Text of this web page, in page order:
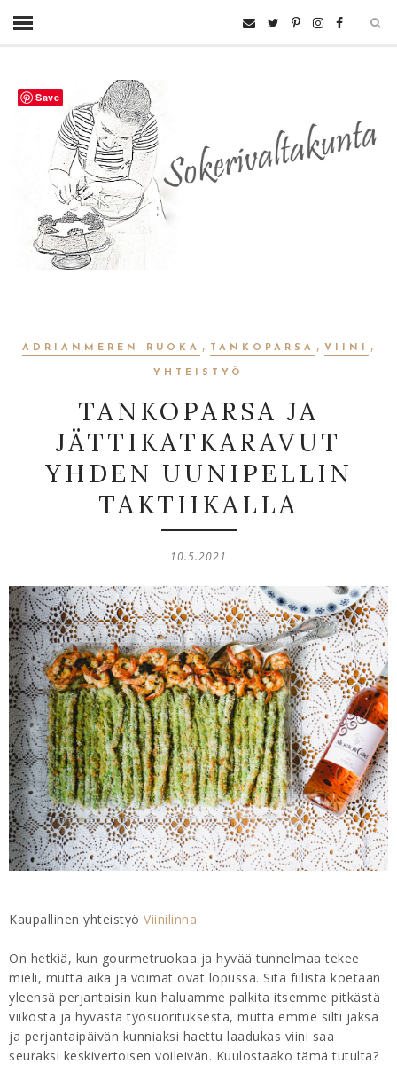
ADRIANMEREN RUOKA , TANKOPARSA ,VIINI ,
YHTEISTYÖ
TANKOPARSA JA
JÄTTIKATKARAVUT
YHDEN UUNIPELLIN
TAKTIIKALLA
10.5.2021
Kaupallinen yhteistyö Viinilinna
On hetkiä, kun gourmetruokaa ja hyvää tunnelmaa tekee
mieli, mutta aika ja voimat ovat lopussa. Sitä fiilistä koetaan
yleensä perjantaisin kun haluamme palkita itsemme pitkästä
viikosta ja hyvästä työsuorituksesta, mutta emme silti jaksa
ja perjantaipäivän kunniaksi haettu laadukas viini saa
seuraksi keskivertoisen voileivän. Kuulostaako tämä tutulta?
Save